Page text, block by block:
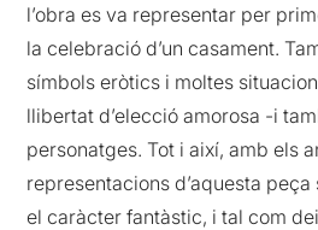
l’obra es va representar per
la celebració d’un casament.
símbols eròtics i moltes
llibertat d’elecció amorosa -i
personatges. Tot i així, amb els
representacions d’aquesta peça
el caràcter fantàstic, i tal com